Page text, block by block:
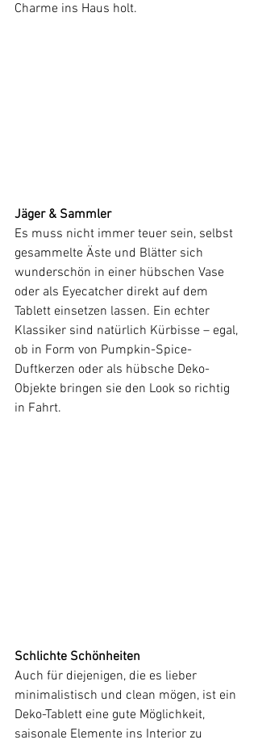
Charme ins Haus holt.
Jäger & Sammler
Es muss nicht immer teuer sein, selbst
gesammelte Äste und Blätter sich
wunderschön in einer hübschen Vase
oder als Eyecatcher direkt auf dem
Tablett einsetzen lassen. Ein echter
Klassiker sind natürlich Kürbisse – egal,
ob in Form von Pumpkin-Spice-
Duftkerzen oder als hübsche Deko-
Objekte bringen sie den Look so richtig
in Fahrt.
Schlichte Schönheiten
Auch für diejenigen, die es lieber
minimalistisch und clean mögen, ist ein
Deko-Tablett eine gute Möglichkeit,
saisonale Elemente ins Interior zu